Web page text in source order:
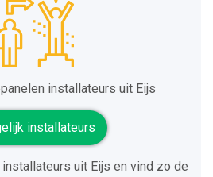
installateurs uit Eijs
installateurs
uit Eijs en vind zo de